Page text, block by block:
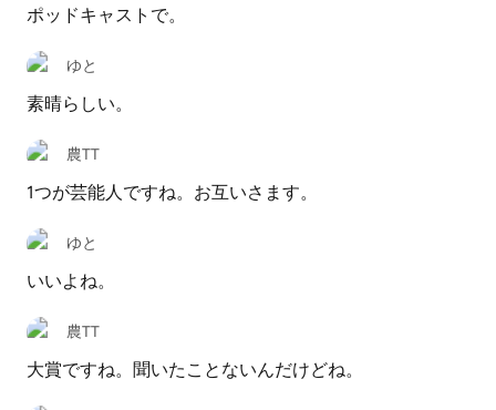
ポッドキャストで。
ゆと
素晴らしい。
農TT
1つが芸能人ですね。お互いさます。
ゆと
いいよね。
農TT
大賞ですね。聞いたことないんだけどね。